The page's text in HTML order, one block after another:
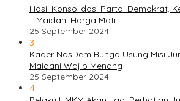
Hasil Konsolidasi Partai Demokrat,
– Maidani Harga Mati
25 September 2024
3
Kader NasDem Bungo Usung Misi
Maidani Wajib Menang
25 September 2024
4